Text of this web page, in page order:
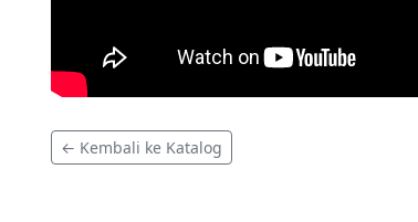
← Kembali ke Katalog